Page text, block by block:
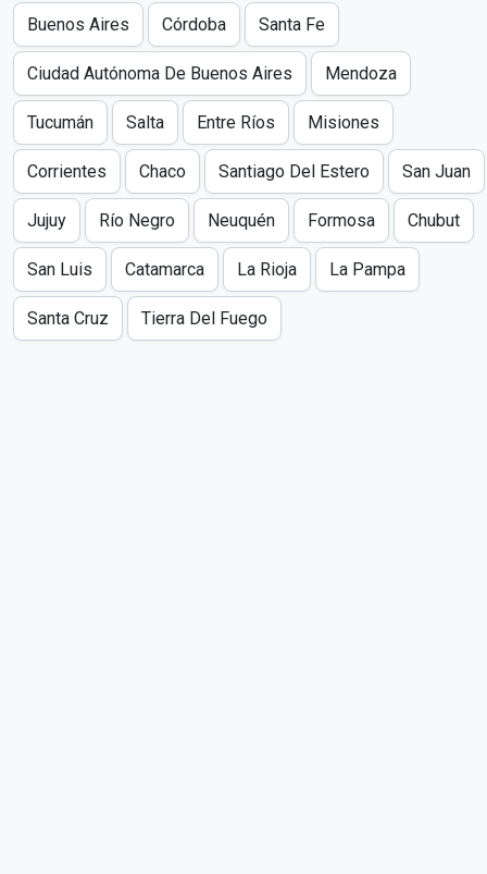
Buenos Aires Córdoba Santa Fe
Ciudad Autónoma De Buenos Aires Mendoza
Tucumán Salta Entre Ríos Misiones
Corrientes Chaco Santiago Del Estero San Juan
Jujuy Río Negro Neuquén Formosa Chubut
San Luis Catamarca La Rioja La Pampa
Santa Cruz Tierra Del Fuego